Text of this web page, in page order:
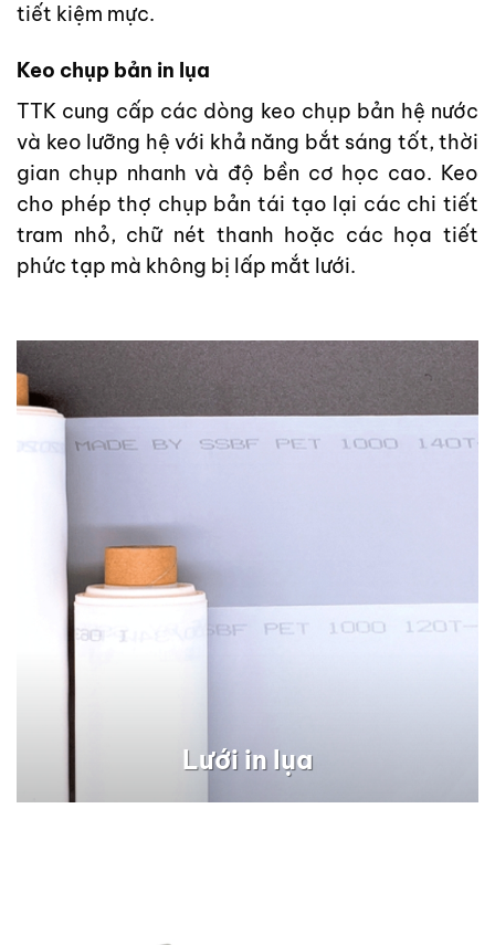
tiết kiệm mực.
Keo chụp bản in lụa
TTK cung cấp các dòng keo chụp bản hệ nước
và keo lưỡng hệ với khả năng bắt sáng tốt, thời
gian chụp nhanh và độ bền cơ học cao. Keo
cho phép thợ chụp bản tái tạo lại các chi tiết
tram nhỏ, chữ nét thanh hoặc các họa tiết
phức tạp mà không bị lấp mắt lưới.
Lưới in lụa